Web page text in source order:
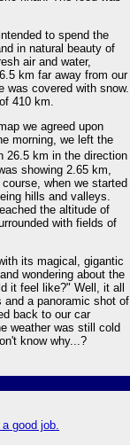
to spend the
in natural beauty of
air and water,
km far away from our
was covered with snow.
410 km.
we agreed upon
morning, we left the
26.5 km in the direction
showing 2.65 km,
when we started
hills and valleys.
the altitude of
with fields of
its magical, gigantic
wondering about the
it feel like?" Well, it all
and a panoramic shot of
back to our car
weather was still cold
know why...?
good job.